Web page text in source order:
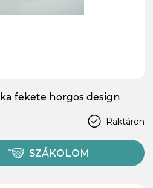
fekete horgos design
Raktáron
SZÁKOLOM